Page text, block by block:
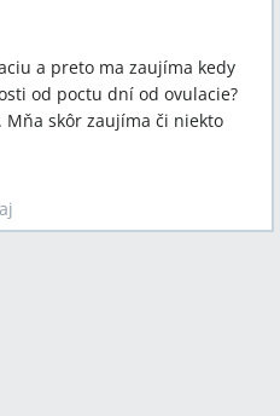
a preto ma zaujíma kedy
od poctu dní od ovulacie?
Mňa skôr zaujíma či niekto